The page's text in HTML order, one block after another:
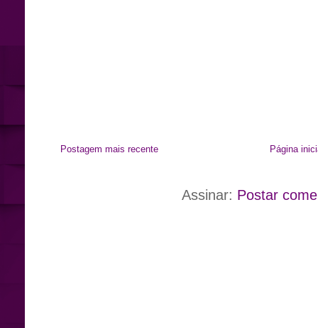
Postagem mais recente Página
Assinar: Postar